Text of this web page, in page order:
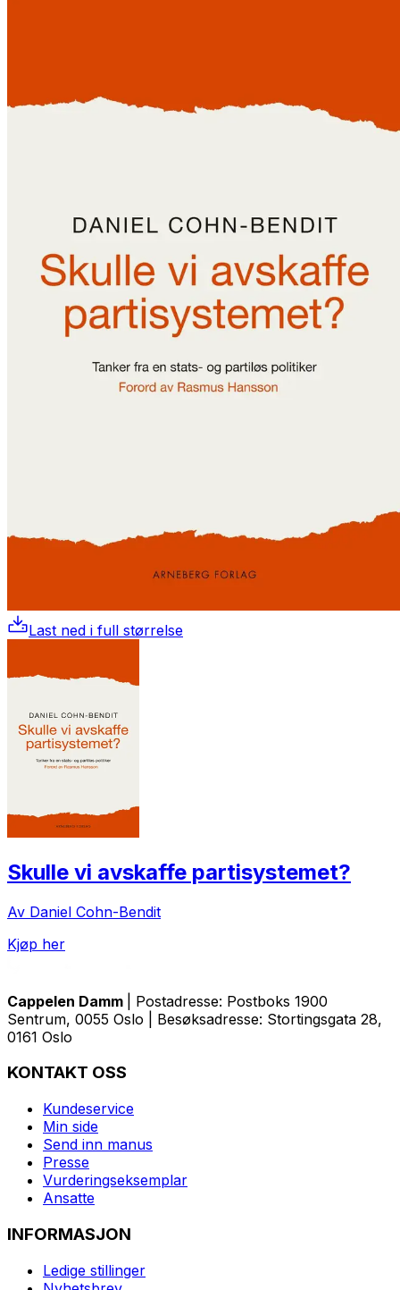
Last ned i full størrelse
Skulle vi avskaffe partisystemet?
Av Daniel Cohn-Bendit
Kjøp her
Cappelen Damm
| Postadresse: Postboks 1900
Sentrum, 0055 Oslo | Besøksadresse: Stortingsgata 28,
0161 Oslo
KONTAKT OSS
Kundeservice
Min side
Send inn manus
Presse
Vurderingseksemplar
Ansatte
INFORMASJON
Ledige stillinger